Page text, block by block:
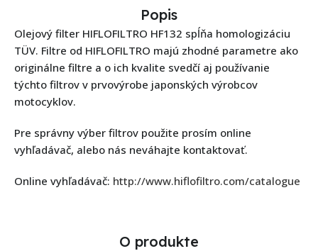
Popis
Olejový filter HIFLOFILTRO HF132 spĺňa homologizáciu
TÜV. Filtre od HIFLOFILTRO majú zhodné parametre ako
originálne filtre a o ich kvalite svedčí aj používanie
týchto filtrov v prvovýrobe japonských výrobcov
motocyklov.
Pre správny výber filtrov použite prosím online
vyhľadávač, alebo nás neváhajte kontaktovať.
Online vyhľadávač: http://www.hiflofiltro.com/catalogue
O produkte